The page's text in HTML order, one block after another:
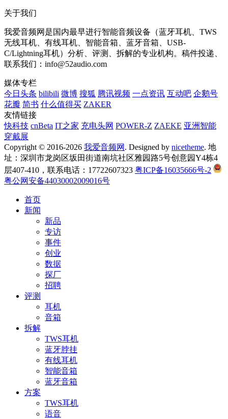
关于我们
我爱音频网是国内最早进行智能音频设备（蓝牙耳机、TWS
无线耳机、有线耳机、智能音箱、蓝牙音箱、USB-
C/Lightning耳机）分析、评测、拆解的专业机构。稿件投递、
联系我们：info@52audio.com
媒体专栏
今日头条 bilibili 微博 搜狐 腾讯视频 一点资讯 互动吧 企鹅号
花瓣 简书 什么值得买 ZAKER
友情链接
快科技 cnBeta IT之家 充电头网 POWER-Z ZAEKE 亚洲智能
穿戴展
Copyright © 2016-2026 我爱音频网 . Designed by nicetheme. 地
址：深圳市龙岗区坂田街道南坑社区雅园路5号创意园Y4栋4
层407-410，联系电话：17722607323 粤ICP备16035666号-2
粤公网安备44030002009016号
首页
新闻
新品
专访
事件
创业
数据
探厂
招聘
评测
耳机
音箱
拆解
TWS耳机
蓝牙脖挂
有线耳机
智能音箱
蓝牙音箱
方案
TWS耳机
语音